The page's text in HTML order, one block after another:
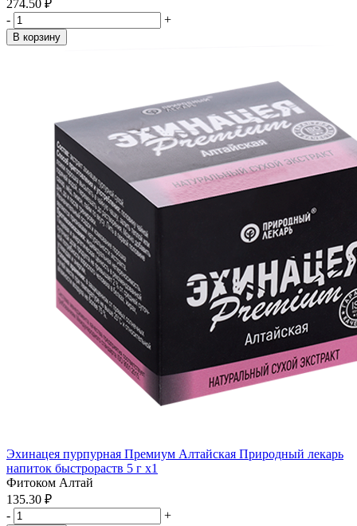
274.50 ₽
-
+
В корзину
Эхинацея пурпурная Премиум Алтайская Природный лекарь
напиток быстрораств 5 г x1
Фитоком Алтай
135.30 ₽
-
+